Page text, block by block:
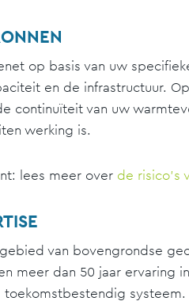
op basis van uw
en de infrastructuur.
continuïteit van uw
werking is.
lees meer over de risico's
van bovengrondse
meer dan 50 jaar ervaring
toekomstbestendig